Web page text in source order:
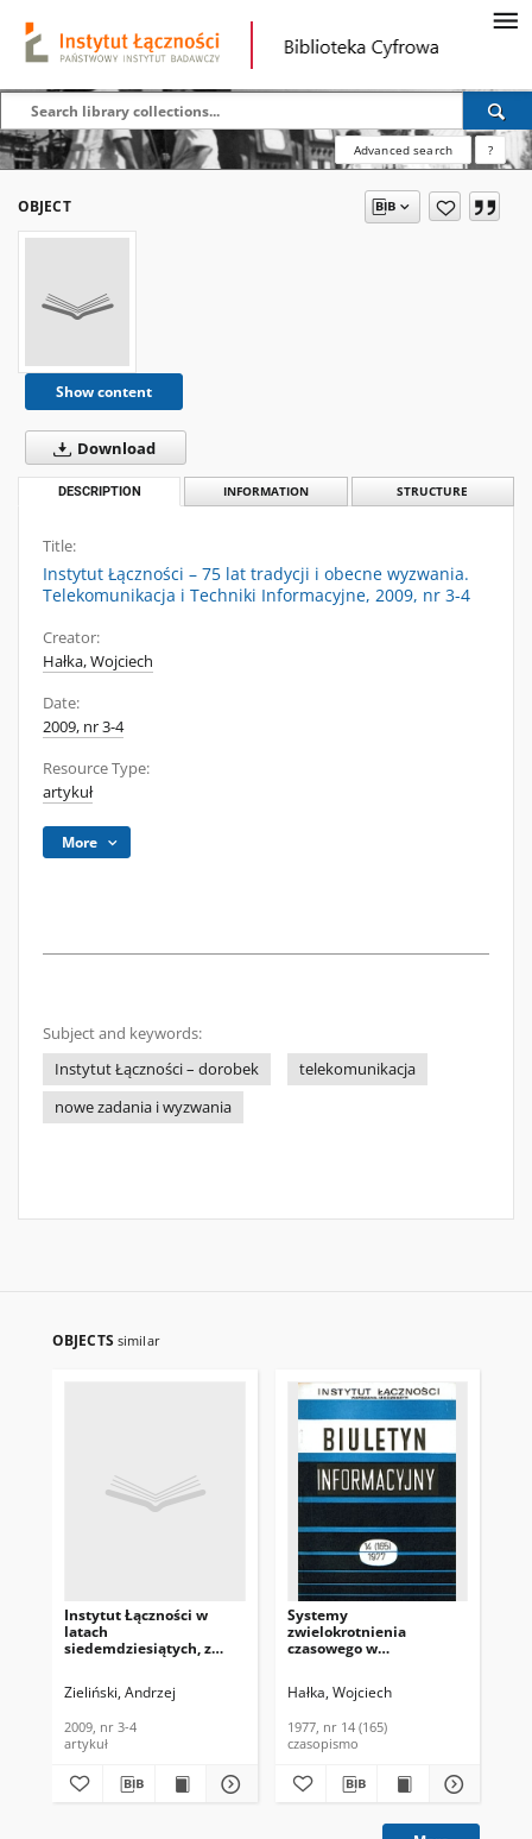
Advanced search ?
OBJECT
Show content
Download
DESCRIPTION INFORMATION STRUCTURE
Title:
Instytut Łączności – 75 lat tradycji i obecne wyzwania.
Telekomunikacja i Techniki Informacyjne, 2009, nr 3-4
Creator:
Hałka, Wojciech
Date:
2009, nr 3-4
Resource Type:
artykuł
More
Subject and keywords:
Instytut Łączności – dorobek
telekomunikacja
nowe zadania i wyzwania
OBJECTS similar
Instytut Łączności w
latach
siedemdziesiątych, z
Telekomunikacja i
2009, nr 3-4
Zieliński, Andrzej
2009, nr 3-4
artykuł
Systemy
zwielokrotnienia
czasowego w
Biuletyn Informacyjny,
Hałka, Wojciech
1977, nr 14 (165)
czasopismo